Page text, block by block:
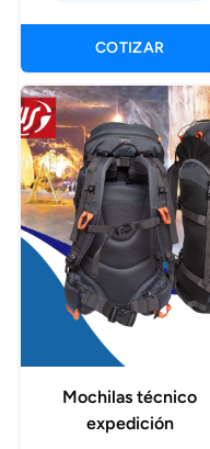
COTIZAR
Mochilas técnico
expedición